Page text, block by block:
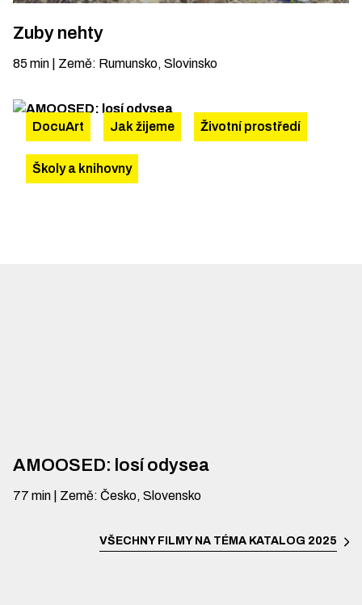
Zuby nehty
85 min Země: Rumunsko, Slovinsko
DocuArt Jak žijeme Životní prostředí
Školy a knihovny
AMOOSED: losí odysea
77 min Země: Česko, Slovensko
VŠECHNY FILMY NA TÉMA KATALOG 2025